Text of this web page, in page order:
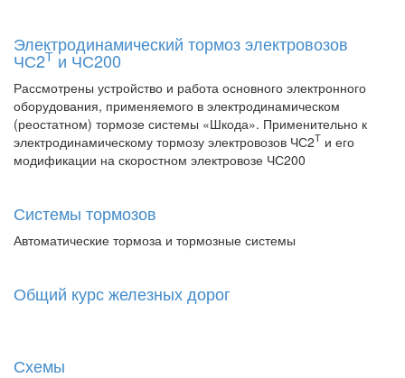
Электродинамический тормоз электровозов
ЧС2Т и ЧС200
Рассмотрены устройство и работа основного электронного
оборудования, применяемого в электродинамическом
(реостатном) тормозе системы «Шкода». Применительно к
электродинамическому тормозу электровозов ЧС2Т и его
модификации на скоростном электровозе ЧС200
Системы тормозов
Автоматические тормоза и тормозные системы
Общий курс железных дорог
Схемы